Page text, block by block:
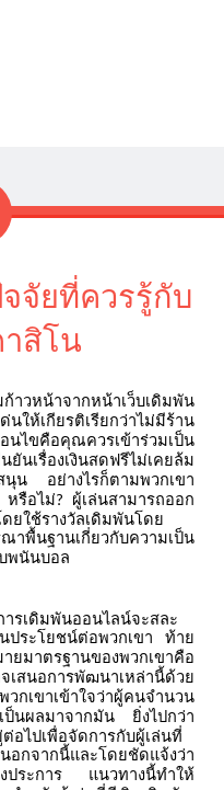
จัยที่ควรรู้กับ
สิโน
าวหน้าจากหน้าเว็บเดิมพัน
นให้เกียรติเรียกว่าไม่มีร้าน
อนไขคือคุณควรเข้าร่วมเป็น
ยันเรื่องเงินสดฟรีไม่เคยล้ม
นุน
อย่างไรก็ตามพวกเขา
หรือไม่? ผู้เล่นสามารถออก
ยใช้รางวัลเดิมพันโดย
ณาพื้นฐานเกี่ยวกับความเป็น
พนันบอล
รเดิมพันออนไลน์จะสละ
ประโยชน์ต่อพวกเขา
ท้าย
ายมาตรฐานของพวกเขาคือ
เสนอการพัฒนาเหล่านี้ด้วย
วกเขาเข้าใจว่าผู้คนจำนวน
ป็นผลมาจากมัน
ยิ่งไปกว่า
อไปเพื่อจัดการกับผู้เล่นที่
นอกจากนี้และโดยชัดแจ้งว่า
ประการ
แนวทางนี้ทำให้